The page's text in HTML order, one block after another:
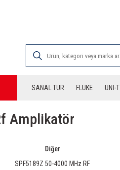
SANAL TUR FLUKE UNI-T
Amplikatör
Diğer
SPF5189Z 50-4000 MHz RF